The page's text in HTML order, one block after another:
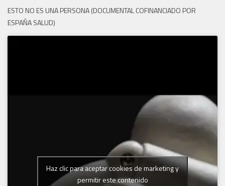
ESTO NO ES UNA PERSONA (DOCUMENTAL COFINANCIADO POR
ESPAÑA SALUD)
Haz clic para aceptar cookies de marketing y
permitir este contenido